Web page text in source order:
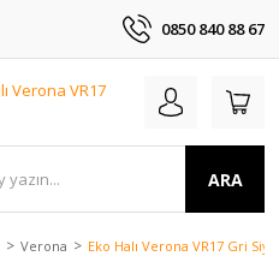
0850 840 88 67
ARA
Verona Eko Halı Verona VR17 Gri